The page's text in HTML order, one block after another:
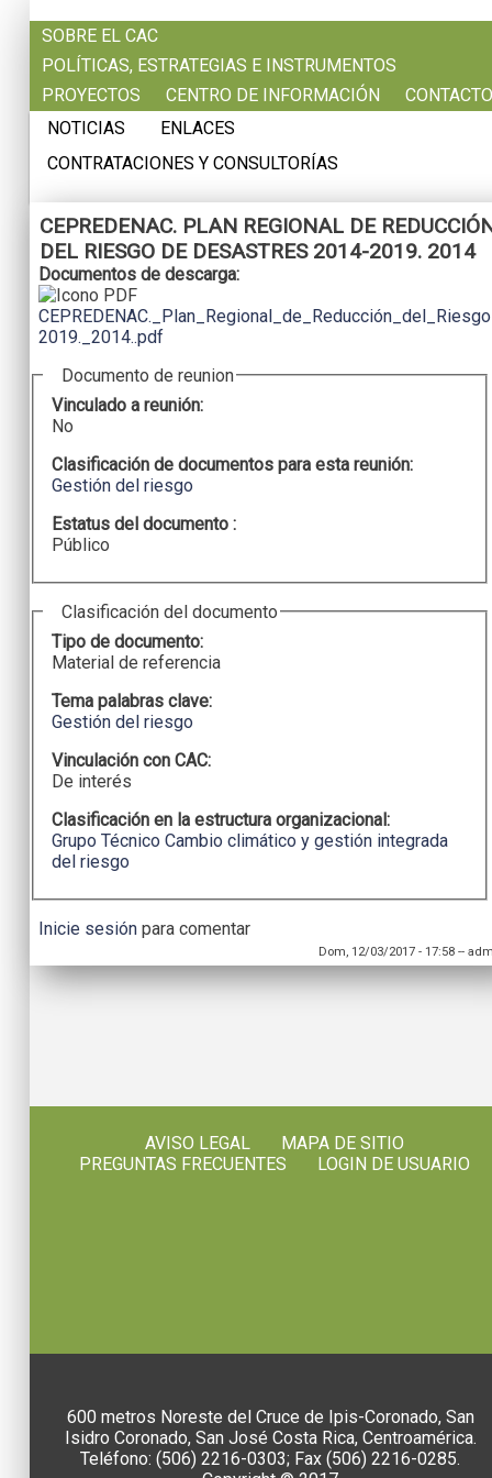
SOBRE EL CAC
POLÍTICAS, ESTRATEGIAS E INSTRUMENTOS
PROYECTOS
CENTRO DE INFORMACIÓN
CONTACTO
NOTICIAS
ENLACES
CONTRATACIONES Y CONSULTORÍAS
CEPREDENAC. PLAN REGIONAL DE
DEL RIESGO DE DESASTRES 2014-2019. 2014
Documentos de descarga:
2019._2014..pdf
Documento de reunion
Vinculado a reunión:
No
Clasificación de documentos para esta reunión:
Gestión del riesgo
Estatus del documento :
Público
Clasificación del documento
Tipo de documento:
Material de referencia
Tema palabras clave:
Gestión del riesgo
Vinculación con CAC:
De interés
Clasificación en la estructura organizacional:
Grupo Técnico Cambio climático y gestión integrada
del riesgo
Inicie sesiónpara comentar
Dom, 12/03/2017 - 17:58 --
AVISO LEGAL
MAPA DE SITIO
PREGUNTAS FRECUENTES
LOGIN DE USUARIO
600 metros Noreste del Cruce de Ipis-Coronado, San
Isidro Coronado, San José Costa Rica, Centroamérica.
Teléfono: (506) 2216-0303; Fax (506) 2216-0285.